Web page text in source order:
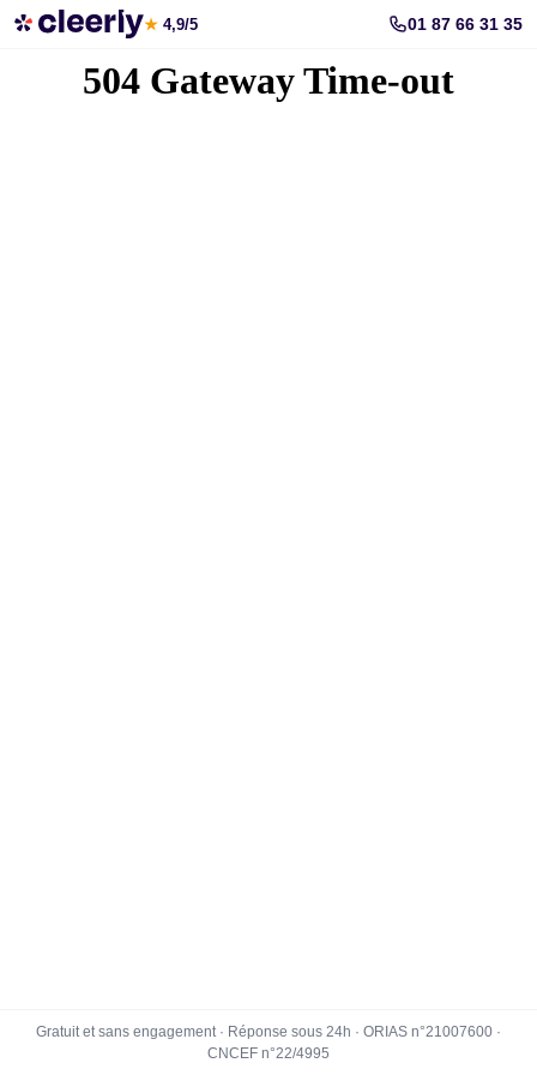
Votre simulation gratuite et personnalisée
★ 4,9/5 01 87 66 31 35
Gratuit et sans engagement · Réponse sous 24h · ORIAS n°21007600 ·
CNCEF n°22/4995